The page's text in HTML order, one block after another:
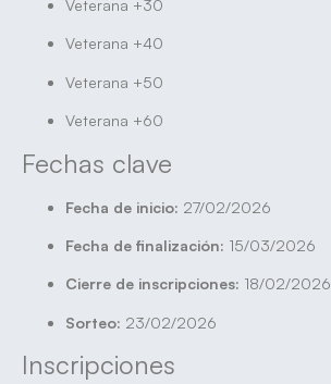
Veterana +30
Veterana +40
Veterana +50
Veterana +60
Fechas clave
Fecha de inicio: 27/02/2026
Fecha de finalización: 15/03/2026
Cierre de inscripciones: 18/02/2026
Sorteo: 23/02/2026
Inscripciones